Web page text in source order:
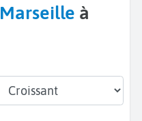
Marseille à